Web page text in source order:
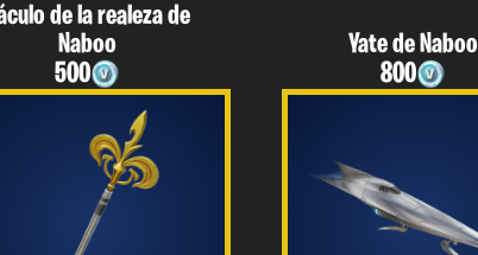
de la realeza de
Naboo
500
Yate de Naboo
800